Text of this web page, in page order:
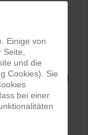
an!
Hintergrund
Einige von
und die
Cookies). Sie
bei einer